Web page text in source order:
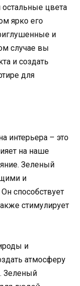
цвета
ярко его
и
случае вы
и создать
для
интерьера – это
на наше
Зеленый
и
способствует
стимулирует
и
атмосферу
Зеленый